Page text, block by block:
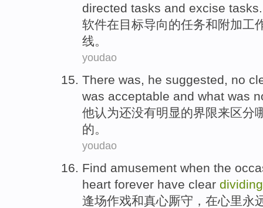
directed tasks and excise tasks.
软件在目标导向的任务和附加工
线。
youdao
There was, he suggested, no
was acceptable and what was
他认为还没有明显的界限来区分
的。
youdao
Find amusement when the
heart forever have clear
逢场作戏和真心厮守 ， 在心里永